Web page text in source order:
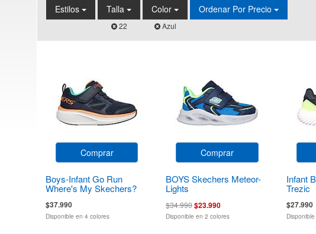
Estilos Talla
22
Color
Azul
Ordenar Por Precio
Comprar
Boys-Infant Go Run
Where's My Skechers?
$37.990
Disponible en 4 colores
Comprar
BOYS Skechers Meteor-
Lights
$34.990$23.990
Disponible en 2 colores
Infant
Trezic
$27.990